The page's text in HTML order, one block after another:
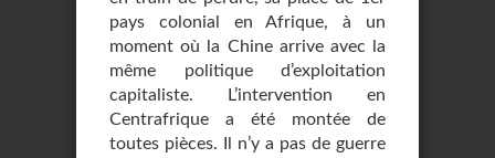
pays colonial en Afrique, à un
moment où la Chine arrive avec la
même politique d’exploitation
capitaliste. L’intervention en
Centrafrique a été montée de
toutes pièces. Il n’y a pas de guerre